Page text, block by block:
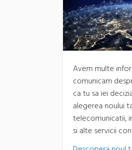
Avem multe
comunicam
ca tu sa iei
alegerea noului
telecomunicatii,
si alte servicii